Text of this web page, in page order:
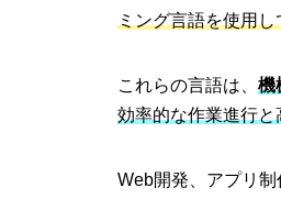
ミング言語を使用
これらの言語は、 機
効率的な作業進行と
Web開発、アプリ